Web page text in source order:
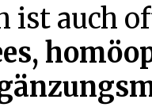
ist auch